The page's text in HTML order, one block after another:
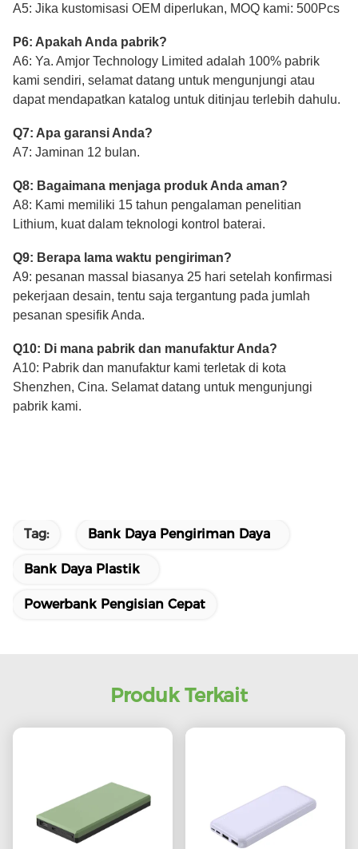
A5: Jika kustomisasi OEM diperlukan, MOQ kami: 500Pcs
P6: Apakah Anda pabrik?
A6: Ya. Amjor Technology Limited adalah 100% pabrik
kami sendiri, selamat datang untuk mengunjungi atau
dapat mendapatkan katalog untuk ditinjau terlebih dahulu.
Q7: Apa garansi Anda?
A7: Jaminan 12 bulan.
Q8: Bagaimana menjaga produk Anda aman?
A8: Kami memiliki 15 tahun pengalaman penelitian
Lithium, kuat dalam teknologi kontrol baterai.
Q9: Berapa lama waktu pengiriman?
A9: pesanan massal biasanya 25 hari setelah konfirmasi
pekerjaan desain, tentu saja tergantung pada jumlah
pesanan spesifik Anda.
Q10: Di mana pabrik dan manufaktur Anda?
A10: Pabrik dan manufaktur kami terletak di kota
Shenzhen, Cina. Selamat datang untuk mengunjungi
pabrik kami.
Tag: Bank Daya Pengiriman Daya
Bank Daya Plastik
Powerbank Pengisian Cepat
Produk Terkait